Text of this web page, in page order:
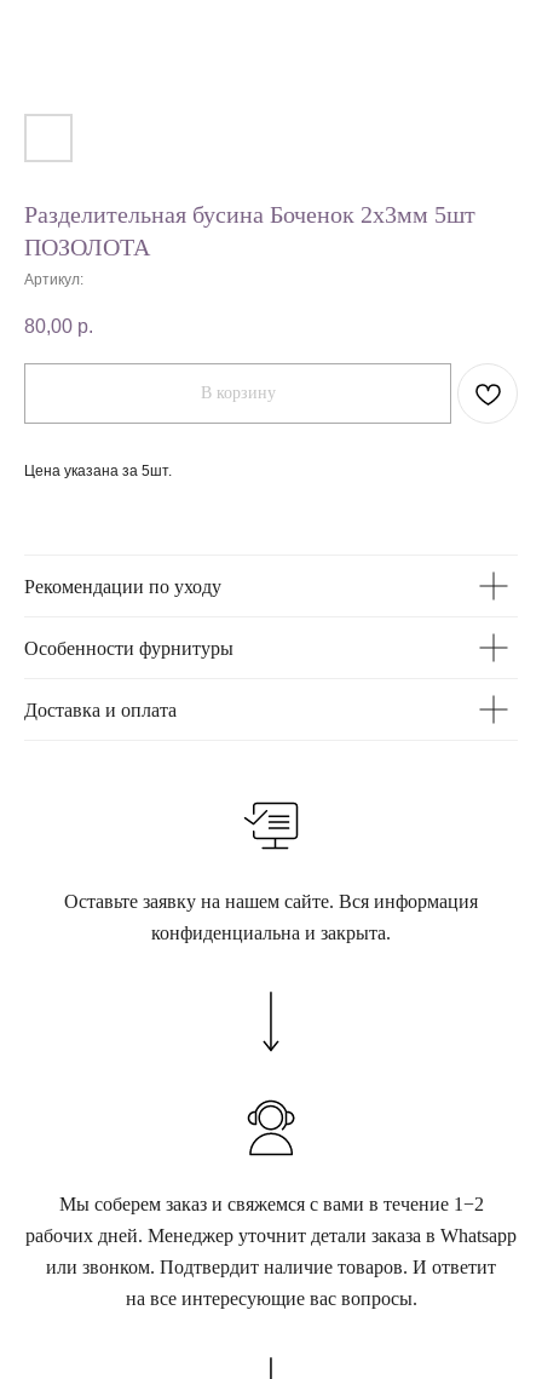
Разделительная бусина Боченок 2х3мм 5шт
ПОЗОЛОТА
Артикул:
80,00 р.
В корзину
Цена указана за 5шт.
Рекомендации по уходу
Особенности фурнитуры
Доставка и оплата
Оставьте заявку на нашем сайте. Вся информация
конфиденциальна и закрыта.
Мы соберем заказ и свяжемся с вами в течение 1−2
рабочих дней. Менеджер уточнит детали заказа в Whatsapp
или звонком. Подтвердит наличие товаров. И ответит
на все интересующие вас вопросы.